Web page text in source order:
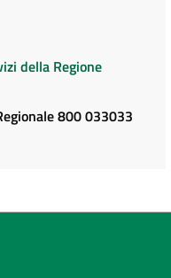
della Regione
800 033033